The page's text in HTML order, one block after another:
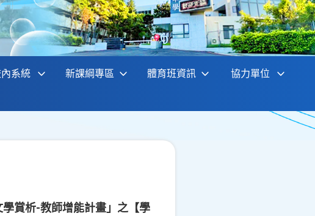
系統 新課綱專區 體育班資訊 協力單位
賞析-教師增能計畫」之【學